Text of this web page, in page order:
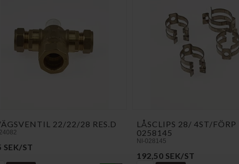
22/22/28 RES.D
SEK/ST
LÅSCLIPS 28/ 4ST/FÖRP
0258145
NI-028145
192,50 SEK/ST